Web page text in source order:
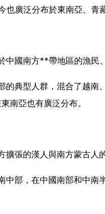
廣泛分布於東南亞、青
國南方**帶地區的漁民
典型人群，混合了越南
南亞也有廣泛分布。
張的漢人與南方蒙古人
部，在中國南部和中南